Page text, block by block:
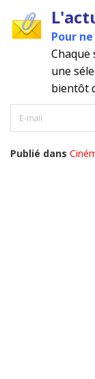
Pour
Chaque
une
bientôt
Publié dans